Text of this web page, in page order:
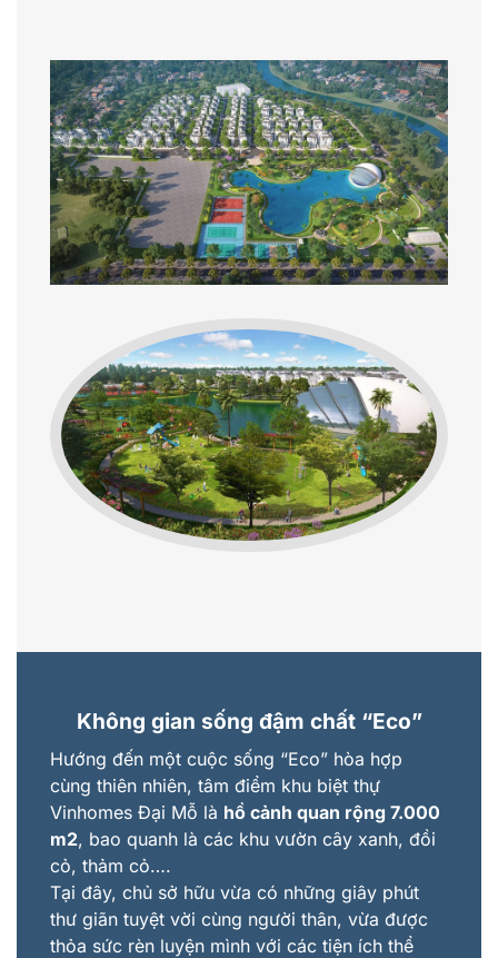
Không gian sống đậm chất “Eco”
Hướng đến một cuộc sống “Eco” hòa hợp
cùng thiên nhiên, tâm điểm khu biệt thự
Vinhomes Đại Mỗ là hồ cảnh quan rộng 7.000
m2, bao quanh là các khu vườn cây xanh, đồi
cỏ, thảm cỏ….
Tại đây, chủ sở hữu vừa có những giây phút
thư giãn tuyệt vời cùng người thân, vừa được
thỏa sức rèn luyện mình với các tiện ích thể